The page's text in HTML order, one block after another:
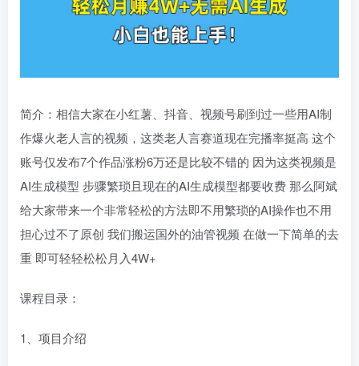
简介：相信大家在小红薯、抖音、视频号刷到过一些用AI制
作爆火老人言的视频，这类老人言赛道现在完播率挺高 这个
账号仅发布7个作品涨粉6万还是比较不错的 因为这类视频是
AI生成模型 步骤繁琐且现在的AI生成模型都要收费 那么阿斌
给大家带来一个非常轻松的方法即不用繁琐的AI操作也不用
担心过不了原创 我们搬运国外的油管视频 在做一下简单的去
重 即可轻轻松松月入4W+
课程目录：
1、项目介绍